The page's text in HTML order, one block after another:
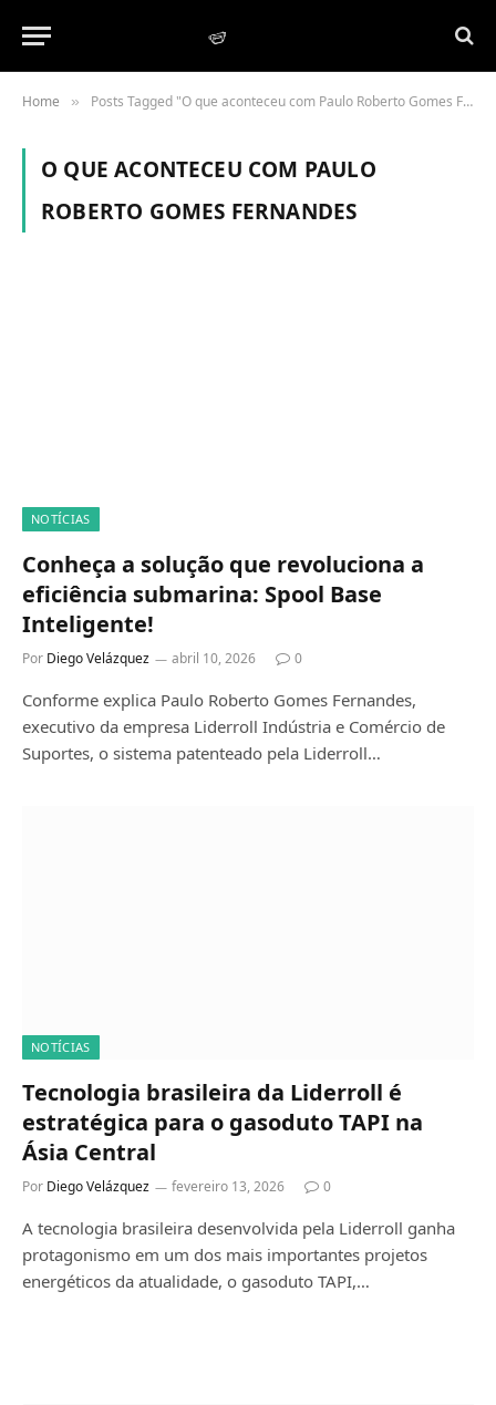
Home » Posts Tagged "O que aconteceu com Paulo Roberto Gomes Fernandes"
O QUE ACONTECEU COM PAULO
ROBERTO GOMES FERNANDES
NOTÍCIAS
Conheça a solução que revoluciona a
eficiência submarina: Spool Base
Inteligente!
Por Diego Velázquez abril 10, 2026 0
Conforme explica Paulo Roberto Gomes Fernandes,
executivo da empresa Liderroll Indústria e Comércio de
Suportes, o sistema patenteado pela Liderroll…
NOTÍCIAS
Tecnologia brasileira da Liderroll é
estratégica para o gasoduto TAPI na
Ásia Central
Por Diego Velázquez fevereiro 13, 2026 0
A tecnologia brasileira desenvolvida pela Liderroll ganha
protagonismo em um dos mais importantes projetos
energéticos da atualidade, o gasoduto TAPI,…